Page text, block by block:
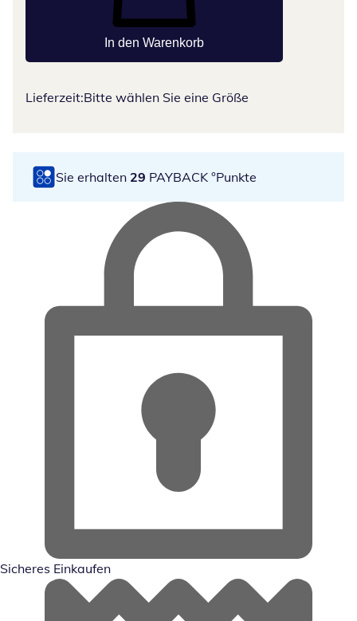
In den Warenkorb
Lieferzeit:Bitte wählen Sie eine Größe
Sie erhalten 29 PAYBACK °Punkte
Sicheres Einkaufen